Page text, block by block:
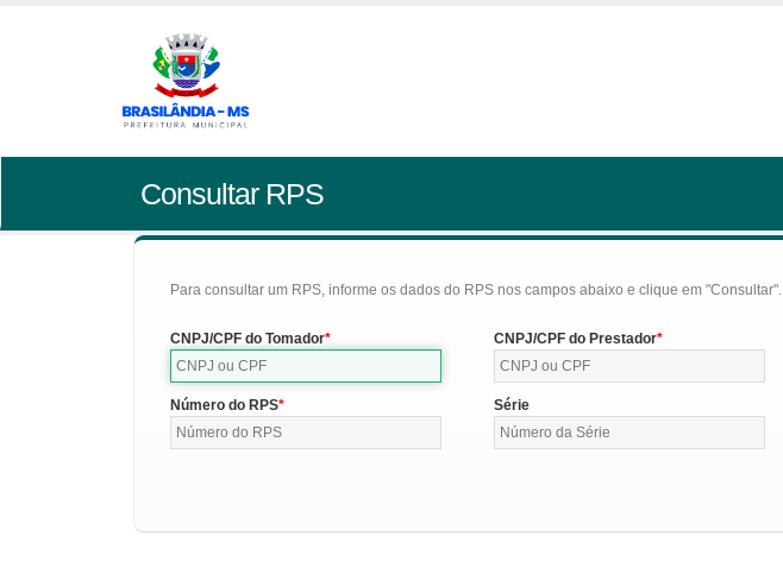
Consultar RPS
Para consultar um RPS, informe os dados do RPS nos campos abaixo e clique em "Consultar".
CNPJ/CPF do Tomador CNPJ/CPF do Prestador
Número do RPS Série